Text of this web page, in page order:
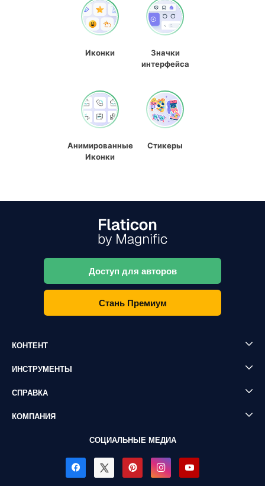
Иконки
Значки
интерфейса
Анимированные
Иконки
Стикеры
Доступ для авторов
Стань Премиум
КОНТЕНТ
ИНСТРУМЕНТЫ
СПРАВКА
КОМПАНИЯ
СОЦИАЛЬНЫЕ МЕДИА